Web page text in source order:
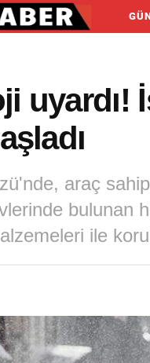
uyardı!
araç
bulunan
ile